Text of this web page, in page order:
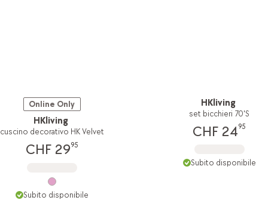
Online Only
HKliving
cuscino decorativo HK Velvet
CHF 2995
Subito disponibile
HKliving
set bicchieri 70'S
CHF 2495
Subito disponibile